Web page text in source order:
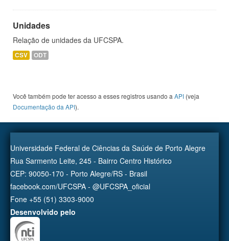
Unidades
Relação de unidades da UFCSPA.
CSV ODT
Você também pode ter acesso a esses registros usando a API (veja
Documentação da API).
Universidade Federal de Ciências da Saúde de Porto Alegre
Rua Sarmento Leite, 245 - Bairro Centro Histórico
CEP: 90050-170 - Porto Alegre/RS - Brasil
facebook.com/UFCSPA - @UFCSPA_oficial
Fone +55 (51) 3303-9000
Desenvolvido pelo